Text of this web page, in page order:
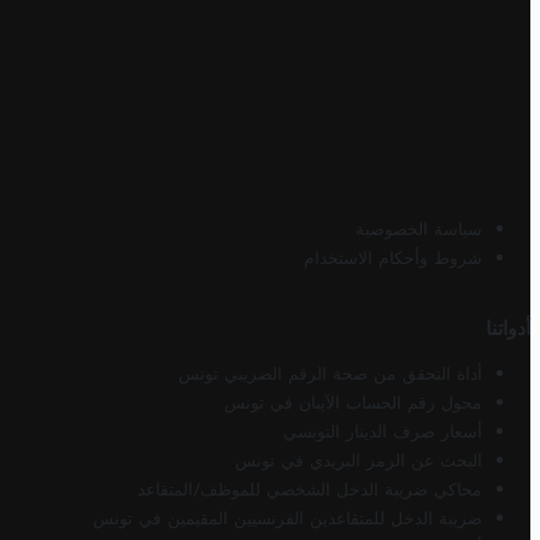
سياسة الخصوصية
شروط وأحكام الاستخدام
أدواتنا
أداة التحقق من صحة الرقم الضريبي تونس
محول رقم الحساب الآيبان في تونس
أسعار صرف الدينار التونسي
البحث عن الرمز البريدي في تونس
محاكي ضريبة الدخل الشخصي للموظف/المتقاعد
ضريبة الدخل للمتقاعدين الفرنسيين المقيمين في تونس